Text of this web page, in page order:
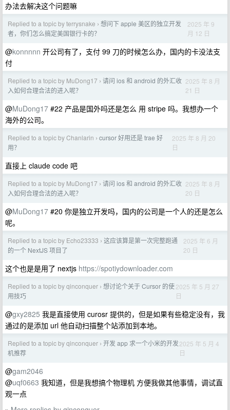
办法去解决这个问题嘛
Replied to a topic by terrysnake › 想问下 apple 美区的独立开发
者，你们怎么搞定美国银行卡的？
2025 年 9
月 12 日
@konnnnn 开公司有了，支付 99 刀的时候怎么办，国内的卡没法支
付
Replied to a topic by MuDong17 › 请问 ios 和 android 的外汇收
入如何合理合法的进入呢？
2025 年 8 月
21 日
@MuDong17 #22 产品是国外吗还是怎么 用 stripe 吗。我想办一个
海外的公司。
Replied to a topic by Chanlarin › cursor 好用还是 trae 好
用？
2025 年 8 月 20
日
直接上 claude code 吧
Replied to a topic by MuDong17 › 请问 ios 和 android 的外汇收
入如何合理合法的进入呢？
2025 年 8 月
20 日
@MuDong17 #20 你是独立开发吗，国内的公司是一个人的还是怎么
呢。
Replied to a topic by Echo23333 › 这应该算是第一次完整跑通
的一个 NextJS 项目了
2025 年 6 月
20 日
这个也是是用了 nextjs https://spotiydownloader.com
Replied to a topic by qinconquer › 想讨论个关于 Cursor 的使
用技巧
2025 年 5 月 27
日
@gxy2825 我是直接使用 curosr 提供的，但是如果有些稳定没有，我
通过的是添加 url 他自动扫描整个站添加到本地。
Replied to a topic by qinconquer › 开发 app 求一个小米的开发
机推荐
2025 年 5 月 4
日
@gam2046
@uqf0663 我知道，但是我想搞个物理机 方便我做其他事情，调试直
观一点